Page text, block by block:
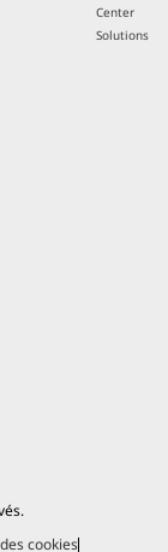
Center
Solutions
cookies